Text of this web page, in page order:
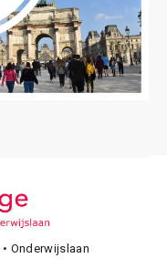
Onderwijslaan